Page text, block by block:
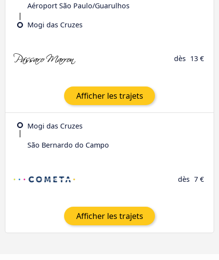
Aéroport São Paulo/Guarulhos
Mogi das Cruzes
dès 13 €
Afficher les trajets
Mogi das Cruzes
São Bernardo do Campo
dès 7 €
Afficher les trajets